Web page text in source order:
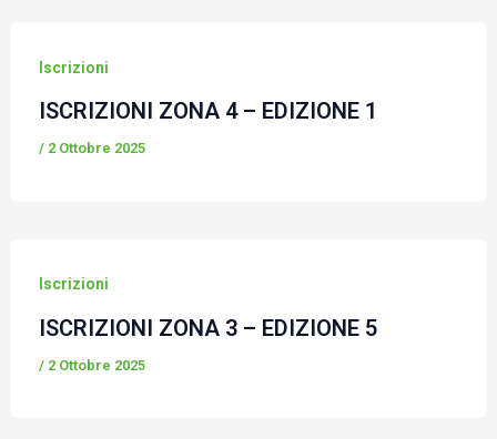
Iscrizioni
ISCRIZIONI ZONA 4 – EDIZIONE 1
/ 2 Ottobre 2025
Iscrizioni
ISCRIZIONI ZONA 3 – EDIZIONE 5
/ 2 Ottobre 2025